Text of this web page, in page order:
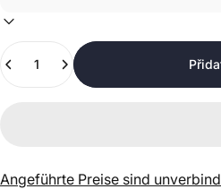
Množství
Angeführte Preise sind